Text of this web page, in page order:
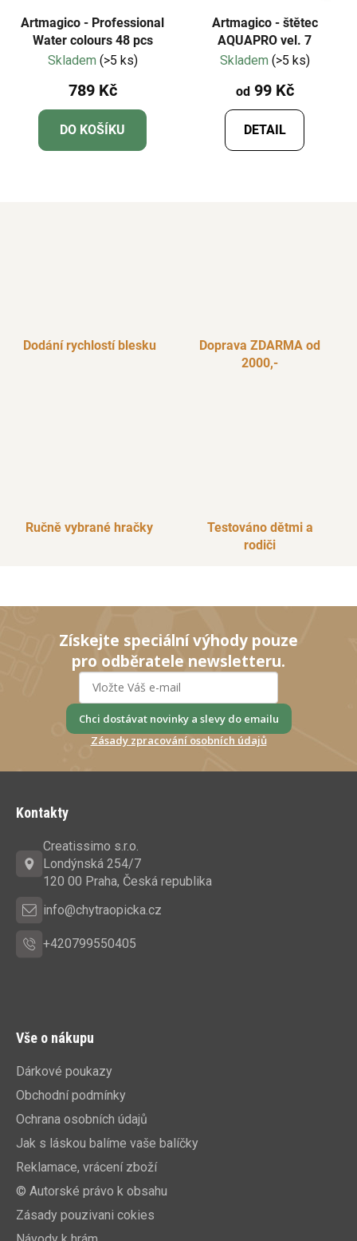
Artmagico - Professional
Water colours 48 pcs
Skladem (>5 ks)
789 Kč
DO KOŠÍKU
Artmagico - štětec
AQUAPRO vel. 7
Skladem (>5 ks)
od99 Kč
DETAIL
Dodání rychlostí blesku
Doprava ZDARMA od
2000,-
Ručně vybrané hračky
Testováno dětmi a
rodiči
Získejte speciální výhody pouze
pro odběratele newsletteru.
Chci dostávat novinky a slevy do emailu
Zásady zpracování osobních údajů
Kontakty
Creatissimo s.r.o.
Londýnská 254/7
120 00 Praha, Česká republika
info@chytraopicka.cz
+420799550405
Vše o nákupu
Dárkové poukazy
Obchodní podmínky
Ochrana osobních údajů
Jak s láskou balíme vaše balíčky
Reklamace, vrácení zboží
© Autorské právo k obsahu
Zásady pouzivani cokies